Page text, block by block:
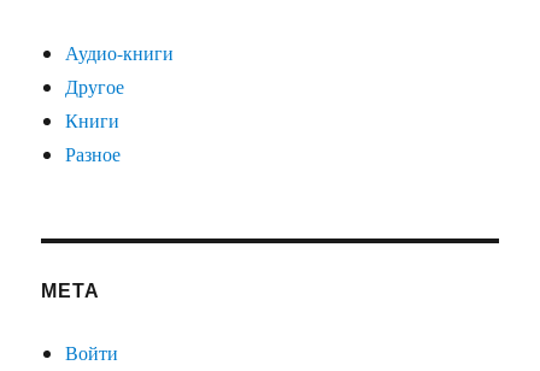
Аудио-книги
Другое
Книги
Разное
МЕТА
Войти